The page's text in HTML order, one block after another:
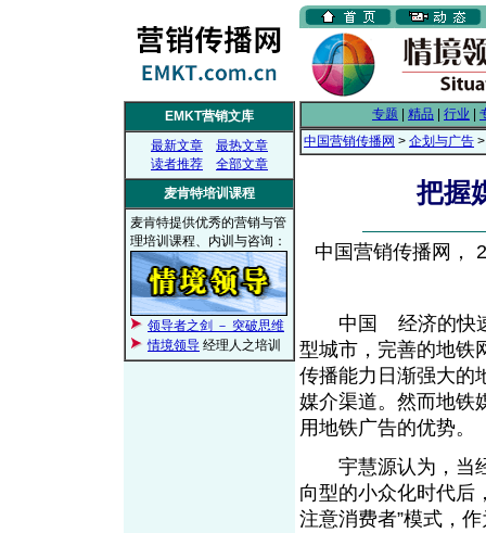
EMKT营销文库
最新文章
最热文章
读者推荐
全部文章
麦肯特培训课程
麦肯特提供优秀的营销与管
理培训课程、内训与咨询：
领导者之剑 － 突破思维
情境领导 经理人之培训
专题 精品 行业
中国营销传播网 > 企划与广告
把握
中国营销传播网，
中国
经济的快
型城市，完善的地铁
传播能力日渐强大的
媒介渠道。然而地铁
用地铁广告的优势。
宇慧源认为，当经
向型的小众化时代后
注意消费者”模式，